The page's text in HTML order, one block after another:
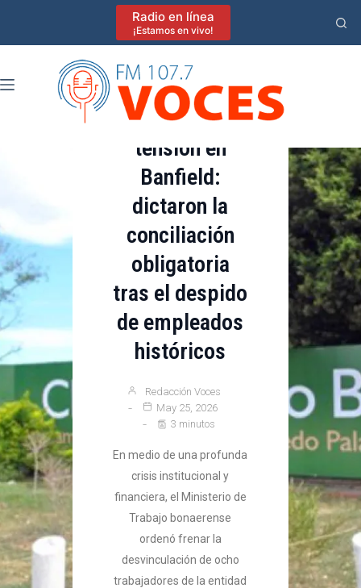
Radio en línea
¡Estamos en vivo!
Destacadas
Crece la
tensión en
Banfield:
dictaron la
conciliación
obligatoria
tras el despido
de empleados
históricos
Redacción Voces
May 25, 2026
3 minutos
En medio de una profunda
crisis institucional y
financiera, el Ministerio de
Trabajo bonaerense
ordenó frenar la
desvinculación de ocho
trabajadores de la entidad